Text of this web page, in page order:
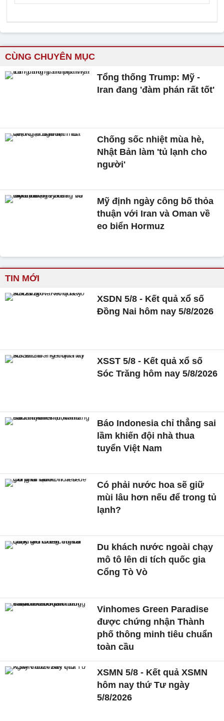
CÙNG CHUYÊN MỤC
Tổng thống Trump: Mỹ -
Iran đang 'đàm phán rất tốt'
Chống sốc nhiệt mùa hè,
Nhật Bản làm 'tủ lạnh cho
người'
Mỹ định ngày công bố thỏa
thuận với Iran và Oman về
eo biển Hormuz
TIN MỚI
XSDN 5/8 - Kết quả xổ số
Đồng Nai hôm nay 5/8/2026
XSST 5/8 - Kết quả xổ số
Sóc Trăng hôm nay 5/8/2026
Báo Indonesia chỉ thẳng sai
lầm khiến đội nhà thua
tuyển Việt Nam
Có phải nước hoa sẽ giữ
mùi lâu hơn nếu để trong tủ
lạnh?
Du khách nước ngoài chạy
mô tô lên di tích quốc gia
Cổng Tò Vò
Vinhomes Green Paradise
được chứng nhận Thành
phố thông minh tiêu chuẩn
toàn cầu
XSMN 5/8 - Kết quả XSMN
hôm nay thứ Tư ngày
5/8/2026